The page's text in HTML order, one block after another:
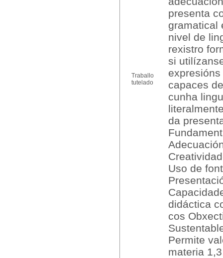
Traballo
tutelado
presenta
gramatical
nivel de
rexistro
si
capaces
cunha
da
Uso de
didáctica
cos
Permite
materia